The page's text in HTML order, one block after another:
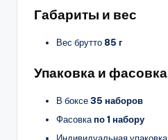
Габариты и вес
Вес брутто 85 г
Упаковка и фасовка
В боксе35 наборов
Фасовкапо 1 набору
Индивидуальная упаковка